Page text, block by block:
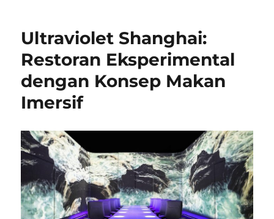
Ultraviolet Shanghai:
Restoran Eksperimental
dengan Konsep Makan
Imersif